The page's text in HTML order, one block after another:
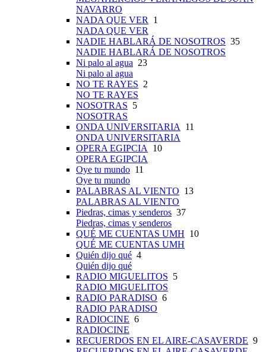
NAVARRO
NADA QUE VER
1
NADA QUE VER
NADIE HABLARÁ DE NOSOTROS 35
NADIE HABLARÁ DE NOSOTROS
Ni palo al agua 23
Ni palo al agua
NO TE RAYES 2
NO TE RAYES
NOSOTRAS 5
NOSOTRAS
ONDA UNIVERSITARIA
11
ONDA UNIVERSITARIA
OPERA EGIPCIA
10
OPERA EGIPCIA
Oye tu mundo 11
Oye tu mundo
PALABRAS AL VIENTO 13
PALABRAS AL VIENTO
Piedras, cimas y senderos 37
Piedras, cimas y senderos
QUÉ ME CUENTAS UMH 10
QUÉ ME CUENTAS UMH
Quién dijo qué 4
Quién dijo qué
RADIO MIGUELITOS 5
RADIO MIGUELITOS
RADIO PARADISO 6
RADIO PARADISO
RADIOCINE 6
RADIOCINE
RECUERDOS EN EL AIRE-CASAVERDE 9